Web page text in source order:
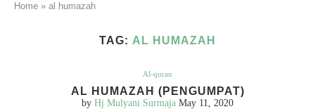
Home » al humazah
TAG: AL HUMAZAH
Al-quran
AL HUMAZAH (PENGUMPAT)
by Hj Mulyani Surmaja May 11, 2020